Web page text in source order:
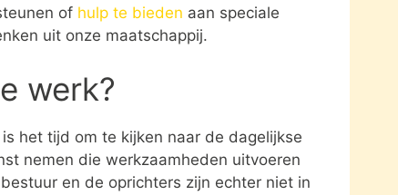
of hulp te bieden aan speciale
uit onze maatschappij.
werk?
het tijd om te kijken naar de dagelijkse
nemen die werkzaamheden uitvoeren
en de oprichters zijn echter niet in